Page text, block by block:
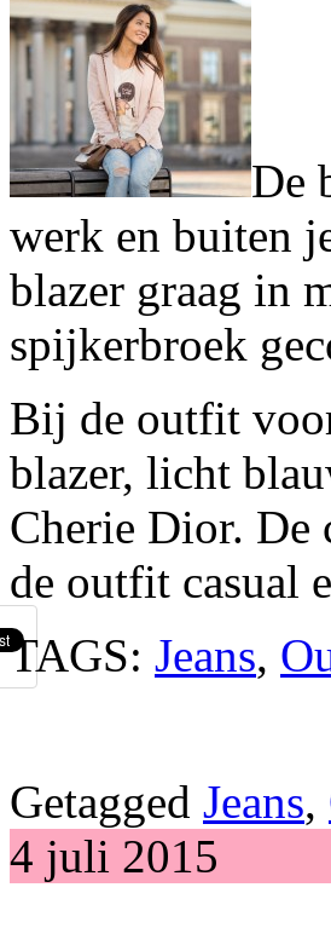
De
werk en buiten
blazer graag in
spijkerbroek
Bij de outfit
blazer, licht
Cherie Dior. De
de outfit casual
TAGS: Jeans,
Getagged Jeans,
4 juli 2015